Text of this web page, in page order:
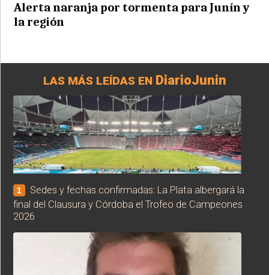
Alerta naranja por tormenta para Junín y
la región
LAS MÁS LEÍDAS ENDiarioJunin
1
Sedes y fechas confirmadas: La Plata albergará la
final del Clausura y Córdoba el Trofeo de Campeones
2026